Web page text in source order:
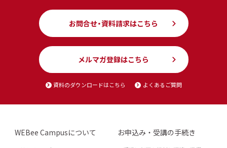
お問合せ・資料請求はこちら
メルマガ登録はこちら
資料のダウンロードはこちら よくあるご質問
WEBee Campusについて お申込み・受講の手続き